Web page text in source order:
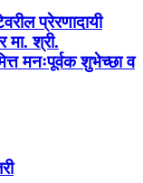
प्रेरणादायी
मा. श्री.
मनःपूर्वक शुभेच्छा व